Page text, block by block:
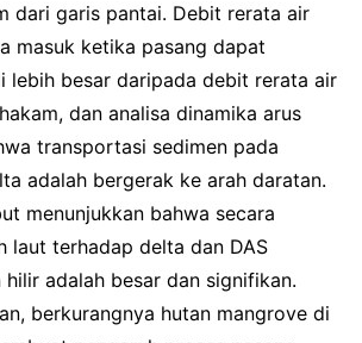
dari garis pantai. Debit rerata air
masuk ketika pasang dapat
lebih besar daripada debit rerata air
dan analisa dinamika arus
transportasi sedimen pada
adalah bergerak ke arah daratan.
menunjukkan bahwa secara
laut terhadap delta dan DAS
hilir adalah besar dan signifikan.
berkurangnya hutan mangrove di